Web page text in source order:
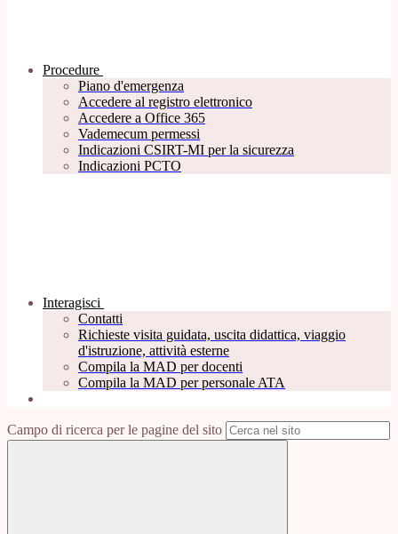
Procedure
Piano d'emergenza
Accedere al registro elettronico
Accedere a Office 365
Vademecum permessi
Indicazioni CSIRT-MI per la sicurezza
Indicazioni PCTO
Interagisci
Contatti
Richieste visita guidata, uscita didattica, viaggio
d'istruzione, attività esterne
Compila la MAD per docenti
Compila la MAD per personale ATA
Campo di ricerca per le pagine del sito